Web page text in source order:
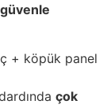
+ köpük panel
çok